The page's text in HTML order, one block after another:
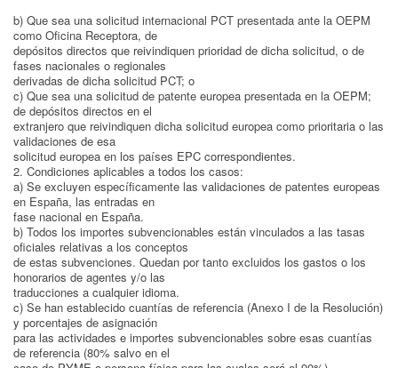
b) Que sea una solicitud internacional PCT presentada ante la OEPM
como Oficina Receptora, de
depósitos directos que reivindiquen prioridad de dicha solicitud, o de
fases nacionales o regionales
derivadas de dicha solicitud PCT; o
c) Que sea una solicitud de patente europea presentada en la OEPM;
de depósitos directos en el
extranjero que reivindiquen dicha solicitud europea como prioritaria o las
validaciones de esa
solicitud europea en los países EPC correspondientes.
2. Condiciones aplicables a todos los casos:
a) Se excluyen específicamente las validaciones de patentes europeas
en España, las entradas en
fase nacional en España.
b) Todos los importes subvencionables están vinculados a las tasas
oficiales relativas a los conceptos
de estas subvenciones. Quedan por tanto excluidos los gastos o los
honorarios de agentes y/o las
traducciones a cualquier idioma.
c) Se han establecido cuantías de referencia (Anexo I de la Resolución)
y porcentajes de asignación
para las actividades e importes subvencionables sobre esas cuantías
de referencia (80% salvo en el